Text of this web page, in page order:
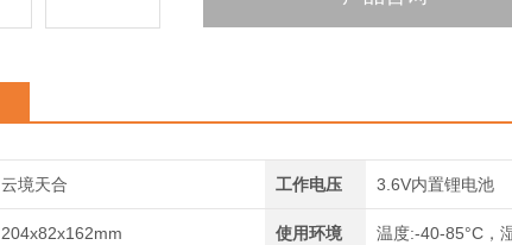
云境天合 工作电压 3.6V内置锂电池
204x82x162mm 使用环境 温度:-40-85°C，